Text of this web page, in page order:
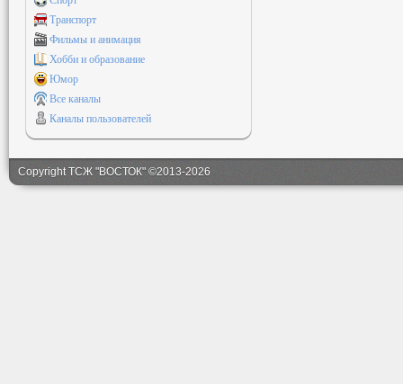
Транспорт
Фильмы и анимация
Хобби и образование
Юмор
Все каналы
Каналы пользователей
Copyright ТСЖ "ВОСТОК" ©2013-2026